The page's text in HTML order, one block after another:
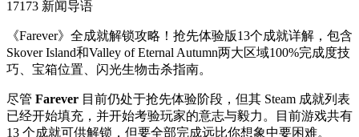
17173 新闻导语
《Farever》全成就解锁攻略！抢先体验版13个成就详解，包含
Skover Island和Valley of Eternal Autumn两大区域100%完成度技
巧、宝箱位置、闪光生物击杀指南。
尽管 Farever 目前仍处于抢先体验阶段，但其 Steam 成就列表
已经开始填充，并开始考验玩家的意志与毅力。目前游戏共有
13 个成就可供解锁，但要全部完成远比你想象中要困难。